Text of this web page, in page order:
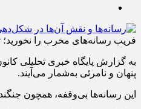
فریب رسانه‌های مخرب را نخورید؛ تا
به گزارش پایگاه خبری تحلیلی
پنهان و نامرئی به‌شمار می‌آیند.
این رسانه‌ها بی‌وقفه، همچون